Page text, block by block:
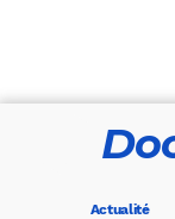
Actualité